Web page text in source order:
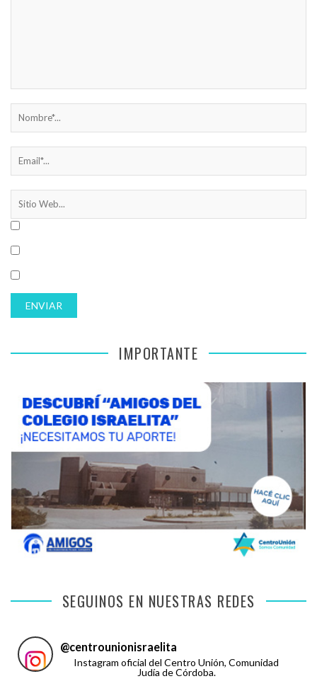
IMPORTANTE
SEGUINOS EN NUESTRAS REDES
@centrounionisraelita
Instagram oficial del Centro Unión, Comunidad
Judía de Córdoba.